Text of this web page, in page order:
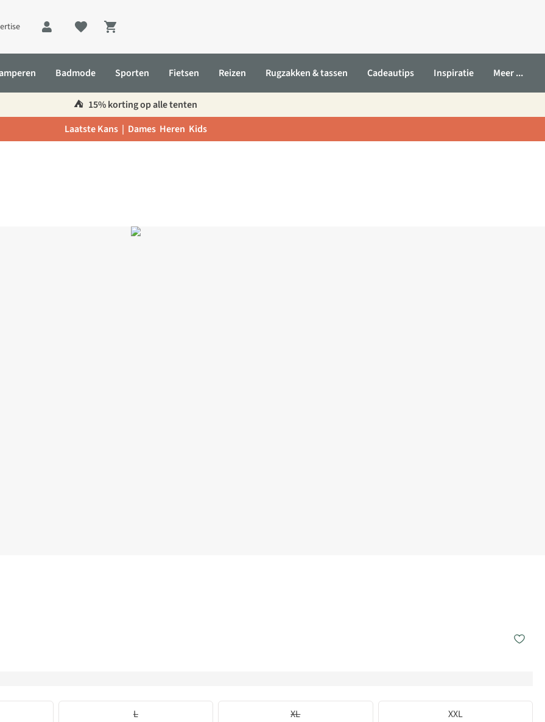
Shopping cart
Badmode Sporten Fietsen Reizen Rugzakken & tassen Cadeautips Inspiratie Meer ...
⛺️ 15% korting op alle tenten
Laatste Kans | Dames Heren Kids
L XL XXL